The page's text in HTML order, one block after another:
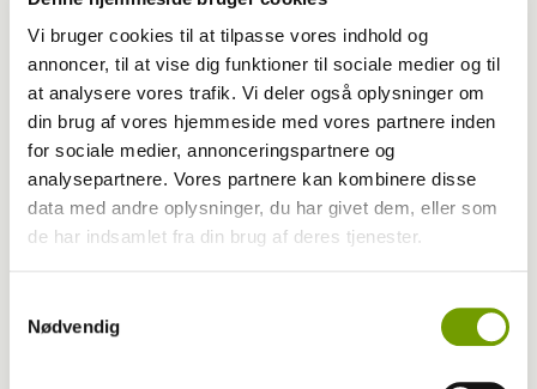
Vi bruger cookies til at tilpasse vores indhold og
annoncer, til at vise dig funktioner til sociale medier og til
at analysere vores trafik. Vi deler også oplysninger om
din brug af vores hjemmeside med vores partnere inden
for sociale medier, annonceringspartnere og
analysepartnere. Vores partnere kan kombinere disse
data med andre oplysninger, du har givet dem, eller som
de har indsamlet fra din brug af deres tjenester.
Nødvendig
Adfærd
Hvorfor graver hunden i kurven?